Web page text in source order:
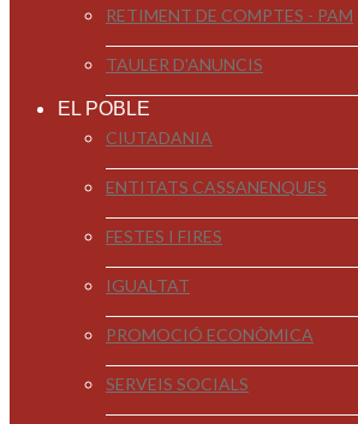
RETIMENT DE COMPTES - PAM
TAULER D'ANUNCIS
EL POBLE
CIUTADANIA
ENTITATS CASSANENQUES
FESTES I FIRES
IGUALTAT
PROMOCIÓ ECONÒMICA
SERVEIS SOCIALS